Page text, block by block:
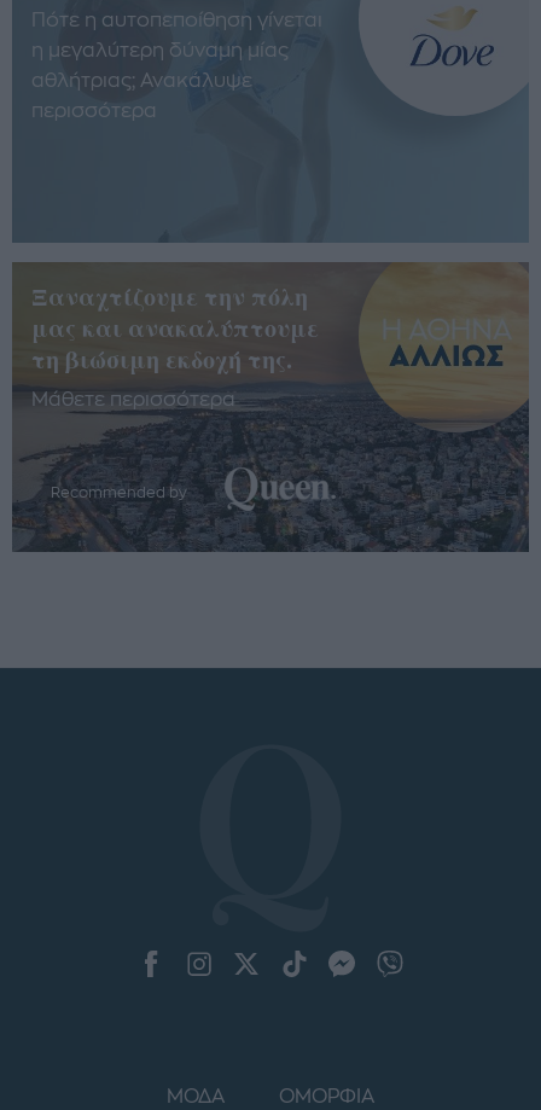
Πότε η αυτοπεποίθηση γίνεται
η μεγαλύτερη δύναμη μίας
αθλήτριας; Ανακάλυψε
περισσότερα
Ξαναχτίζουμε την πόλη
μας και ανακαλύπτουμε
τη βιώσιμη εκδοχή της.
Μάθετε περισσότερα
Recommended by
ΜΟΔΑ ΟΜΟΡΦΙΑ